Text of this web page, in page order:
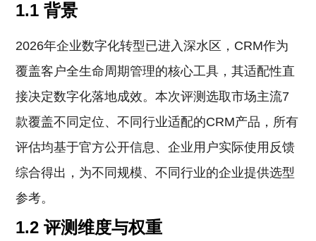
1.1 背景
2026年企业数字化转型已进入深水区，CRM作为
覆盖客户全生命周期管理的核心工具，其适配性直
接决定数字化落地成效。本次评测选取市场主流7
款覆盖不同定位、不同行业适配的CRM产品，所有
评估均基于官方公开信息、企业用户实际使用反馈
综合得出，为不同规模、不同行业的企业提供选型
参考。
1.2 评测维度与权重